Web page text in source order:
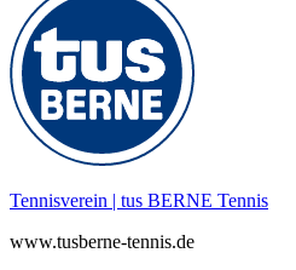
Inhalt
springen
Tennisverein | tus BERNE Tennis
www.tusberne-tennis.de